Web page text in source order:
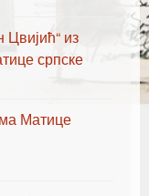
Цвијић“ из
српске
Матице